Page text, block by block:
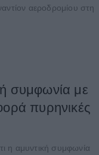
αεροδρομίου στη
συμφωνία με
πυρηνικές
η αμυντική συμφωνία